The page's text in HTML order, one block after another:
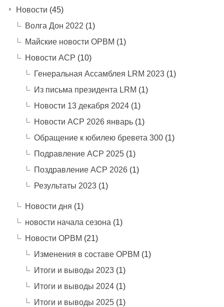
Новости (45)
Волга Дон 2022 (1)
Майские новости ОРВМ (1)
Новости АСР (10)
Генеральная Ассамблея LRM 2023(1)
Из письма президента LRM (1)
Новости 13 декабря 2024(1)
Новости АСР 2026 январь(1)
Обращение к юбилею бревета 300(1)
Подравление АСР 2025(1)
Поздравление АСР 2026(1)
Результаты 2023(1)
Новости дня (1)
новости начала сезона (1)
Новости ОРВМ (21)
Изменения в составе ОРВМ (1)
Итоги и выводы 2023(1)
Итоги и выводы 2024(1)
Итоги и выводы 2025(1)